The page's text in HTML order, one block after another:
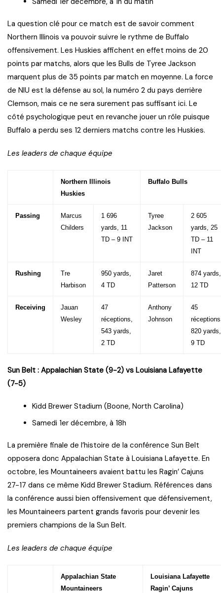
La question clé pour ce match est de savoir comment
Northern Illinois va pouvoir suivre le rythme de Buffalo
offensivement. Les Huskies affichent en effet moins de 20
points par matchs, alors que les Bulls de Tyree Jackson
marquent plus de 35 points par match en moyenne. La force
de NIU est la défense au sol, la numéro 2 du pays derrière
Clemson, mais ce ne sera surement pas suffisant ici. Le
côté psychologique peut en revanche jouer un rôle puisque
Buffalo a perdu ses 12 derniers matchs contre les Huskies.
Les leaders de chaque équipe
Northern Illinois
Huskies
Buffalo Bulls
Passing
Marcus
Childers
1 696
yards, 11
TD – 9 INT
Tyree
Jackson
2 605
yards, 25
TD – 11
INT
Rushing
Tre
Harbison
950 yards,
4 TD
Jaret
Patterson
874 yards,
12 TD
Receiving
Jauan
Wesley
47
réceptions,
543 yards,
2 TD
Anthony
Johnson
45
820 yards,
9 TD
Sun Belt : Appalachian State (9-2) vs Louisiana Lafayette
(7-5)
Kidd Brewer Stadium (Boone, North Carolina)
Samedi 1er décembre, à 18h
La première finale de l’histoire de la conférence Sun Belt
opposera donc Appalachian State à Louisiana Lafayette. En
octobre, les Mountaineers avaient battu les Ragin’ Cajuns
27-17 dans ce même Kidd Brewer Stadium. Références dans
la conférence aussi bien offensivement que défensivement,
les Mountaineers partent grands favoris pour devenir les
premiers champions de la Sun Belt.
Les leaders de chaque équipe
Appalachian State
Mountaineers
Louisiana Lafayette
Ragin’ Cajuns